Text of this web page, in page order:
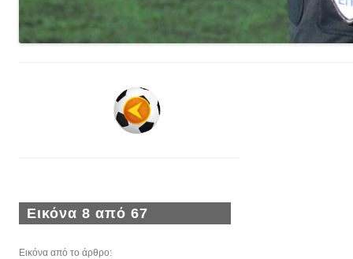
Εικόνα 8 από 67
Εικόνα από το άρθρο: